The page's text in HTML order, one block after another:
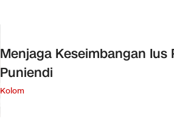
Menjaga Keseimbangan Ius
Puniendi
Kolom